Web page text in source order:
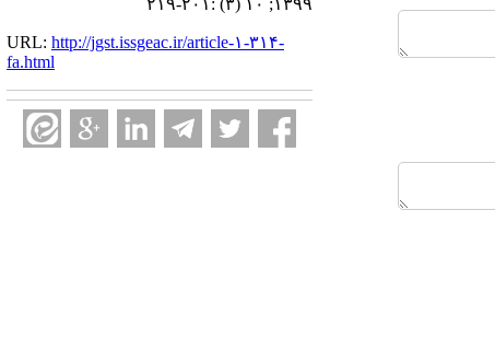
۱۳۹۹; ۱۰ (۳) :۲۰۱-۲۱۹
URL: http://jgst.issgeac.ir/article-۱-۳۱۴-
fa.html